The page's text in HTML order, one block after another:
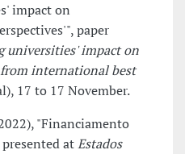
impact on
paper
universities' impact on
international best
17 to 17 November.
"Financiamento
atEstados